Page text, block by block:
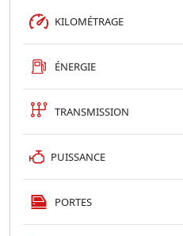
KILOMÉTRAGE
ÉNERGIE
TRANSMISSION
PUISSANCE
PORTES